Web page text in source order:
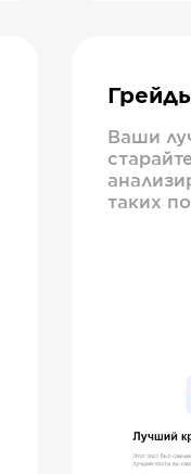
Ваши
таких